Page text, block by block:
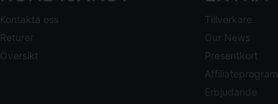
Kontakta oss
Returer
Översikt
Tillverkare
Our News
Presentkort
Affiliateprogram
Erbjudande